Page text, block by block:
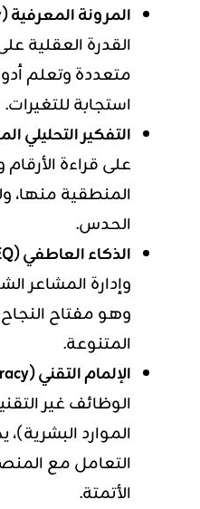
المرونة المعرفية (Cognitive Flexibility):
القدرة العقلية
متعددة وتعلم
استجابة للتغيرات.
التفكير التحليلي
على قراءة
المنطقية منها،
الحدس.
الذكاء العاطفي (EQ):
وإدارة المشاعر
وهو مفتاح
المتنوعة.
الإلمام التقني (Digital Literacy):
الوظائف غير
الموارد
التعامل مع
الأتمتة.